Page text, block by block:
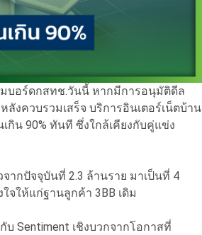
มบอร์ดกสทช.วันนี้ หากมีการอนุมัติดีล
ลังควบรวมเสร็จ บริการอินเตอร์เน็ตบ้าน
กิน 90% ทันที ซึ่งใกล้เคียงกับคู่แข่ง
ากปัจจุบันที่ 2.3 ล้านราย มาเป็นที่ 4
จให้แก่ฐานลูกค้า 3BB เดิม
Sentiment เชิงบวกจากโอกาสที่